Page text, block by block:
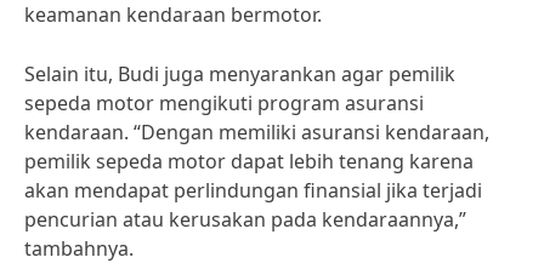
keamanan kendaraan bermotor.
Selain itu, Budi juga menyarankan agar pemilik
sepeda motor mengikuti program asuransi
kendaraan. “Dengan memiliki asuransi kendaraan,
pemilik sepeda motor dapat lebih tenang karena
akan mendapat perlindungan finansial jika terjadi
pencurian atau kerusakan pada kendaraannya,”
tambahnya.